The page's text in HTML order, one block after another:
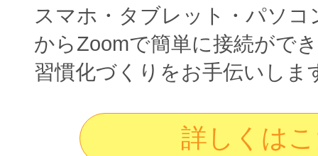
スマホ・タブレット・パソ
からZoomで簡単に接続がで
習慣化づくりをお手伝いしま
詳しくは